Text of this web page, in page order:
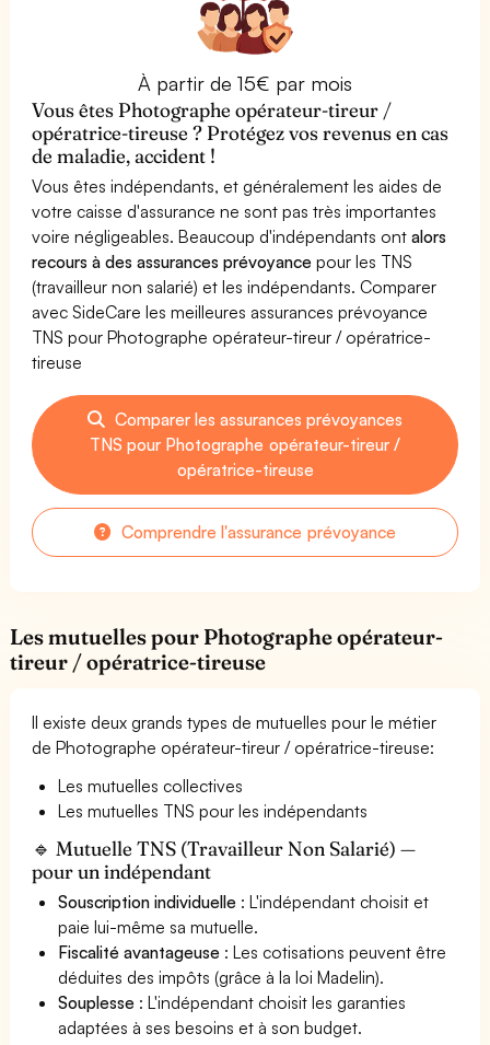
À partir de 15€ par mois
Vous êtes Photographe opérateur-tireur /
opératrice-tireuse ? Protégez vos revenus en cas
de maladie, accident !
Vous êtes indépendants, et généralement les aides de
votre caisse d'assurance ne sont pas très importantes
voire négligeables. Beaucoup d'indépendants ontalors
recours à des assurances prévoyance pour les TNS
(travailleur non salarié) et les indépendants. Comparer
avec SideCare les meilleures assurances prévoyance
TNS pour Photographe opérateur-tireur / opératrice-
tireuse
Comparer les assurances prévoyances
TNS pour Photographe opérateur-tireur /
opératrice-tireuse
Comprendre l'assurance prévoyance
Les mutuelles pour Photographe opérateur-
tireur / opératrice-tireuse
Il existe deux grands types de mutuelles pour le métier
de Photographe opérateur-tireur / opératrice-tireuse:
Les mutuelles collectives
Les mutuelles TNS pour les indépendants
🔹 Mutuelle TNS (Travailleur Non Salarié) —
pour un indépendant
Souscription individuelle : L'indépendant choisit et
paie lui-même sa mutuelle.
Fiscalité avantageuse : Les cotisations peuvent être
déduites des impôts (grâce à la loi Madelin).
Souplesse : L'indépendant choisit les garanties
adaptées à ses besoins et à son budget.